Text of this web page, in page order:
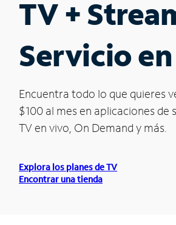
TV +
Servicio
Encuentra todo lo que quieres
$100 al mes en aplicaciones
TV en vivo, On Demand y más.
Explora los planes de TV
Encontrar una tienda